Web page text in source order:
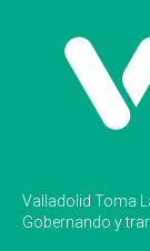
Valladolid Toma
Gobernando y